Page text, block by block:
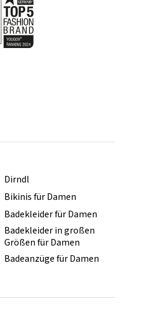
Dirndl
Bikinis für Damen
Badekleider für Damen
Badekleider in großen
Größen für Damen
Badeanzüge für Damen